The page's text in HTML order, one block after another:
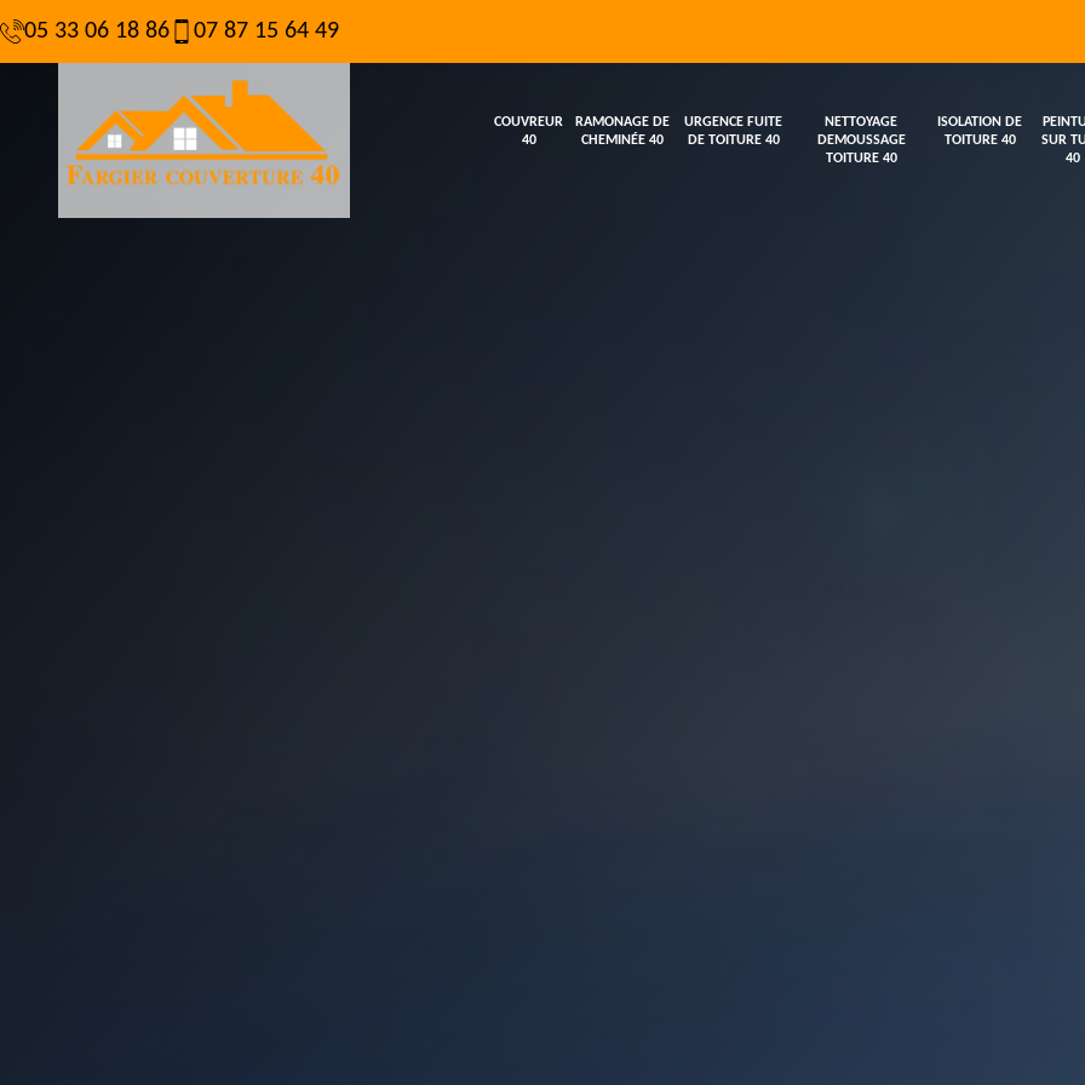
05 33 06 18 86 07 87 15 64 49
COUVREUR
40
RAMONAGE DE
CHEMINÉE 40
URGENCE FUITE
DE TOITURE 40
NETTOYAGE
DEMOUSSAGE
TOITURE 40
ISOLATION DE
TOITURE 40
SUR
40